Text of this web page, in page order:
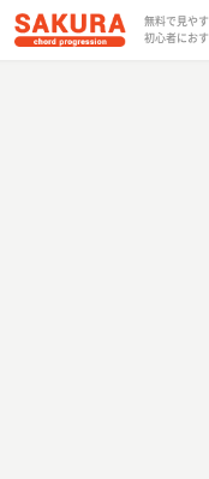
無料で見や
初心者にお